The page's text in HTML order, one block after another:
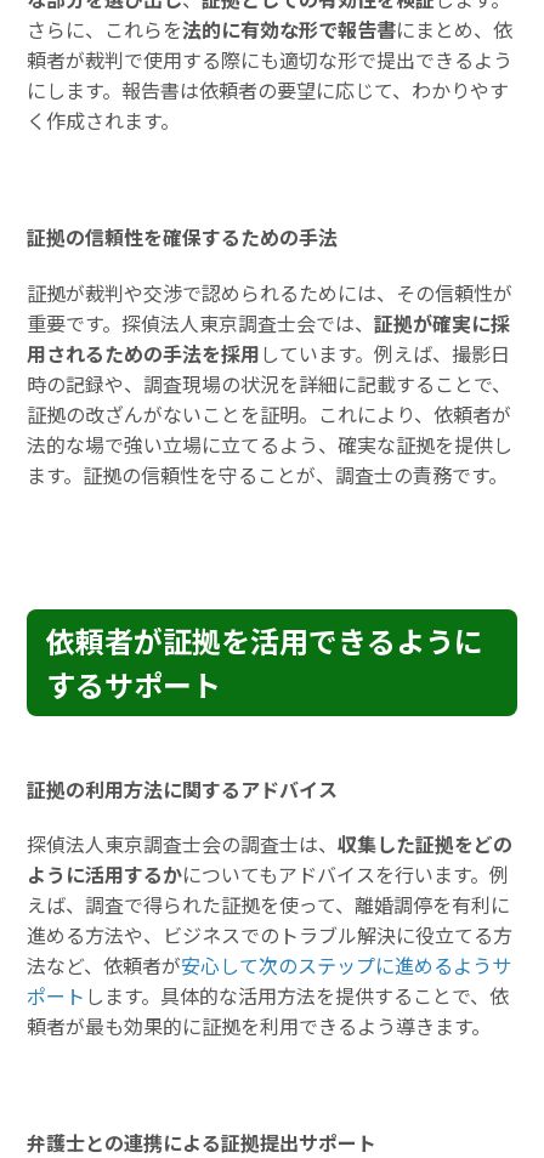
さらに、これらを法的に有効な形で報告書にまとめ、依
頼者が裁判で使用する際にも適切な形で提出できるよう
にします。報告書は依頼者の要望に応じて、わかりやす
く作成されます。
証拠の信頼性を確保するための手法
証拠が裁判や交渉で認められるためには、その信頼性が
重要です。探偵法人東京調査士会では、証拠が確実に採
用されるための手法を採用 しています。例えば、撮影日
時の記録や、調査現場の状況を詳細に記載することで、
証拠の改ざんがないことを証明。これにより、依頼者が
法的な場で強い立場に立てるよう、確実な証拠を提供し
ます。証拠の信頼性を守ることが、調査士の責務です。
依頼者が証拠を活用できるように
するサポート
証拠の利用方法に関するアドバイス
探偵法人東京調査士会の調査士は、収集した証拠をどの
ように活用するかについてもアドバイスを行います。例
えば、調査で得られた証拠を使って、離婚調停を有利に
進める方法や、ビジネスでのトラブル解決に役立てる方
法など、依頼者が安心して次のステップに進めるようサ
ポート します。具体的な活用方法を提供することで、依
頼者が最も効果的に証拠を利用できるよう導きます。
弁護士との連携による証拠提出サポート